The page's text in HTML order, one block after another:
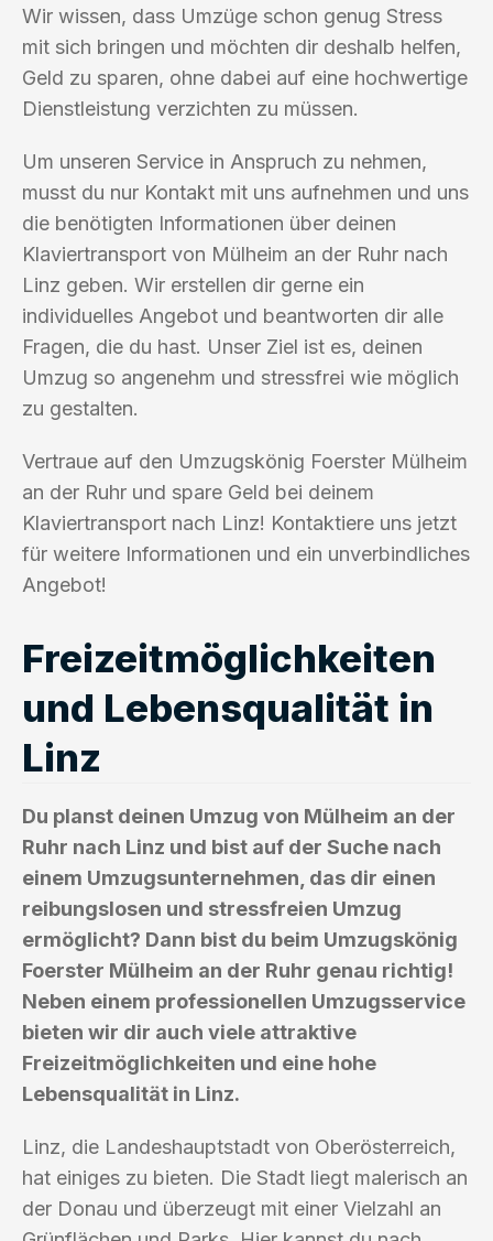
Wir wissen, dass Umzüge schon genug Stress
mit sich bringen und möchten dir deshalb helfen,
Geld zu sparen, ohne dabei auf eine hochwertige
Dienstleistung verzichten zu müssen.
Um unseren Service in Anspruch zu nehmen,
musst du nur Kontakt mit uns aufnehmen und uns
die benötigten Informationen über deinen
Klaviertransport von Mülheim an der Ruhr nach
Linz geben. Wir erstellen dir gerne ein
individuelles Angebot und beantworten dir alle
Fragen, die du hast. Unser Ziel ist es, deinen
Umzug so angenehm und stressfrei wie möglich
zu gestalten.
Vertraue auf den Umzugskönig Foerster Mülheim
an der Ruhr und spare Geld bei deinem
Klaviertransport nach Linz! Kontaktiere uns jetzt
für weitere Informationen und ein unverbindliches
Angebot!
Freizeitmöglichkeiten
und Lebensqualität in
Linz
Du planst deinen Umzug von Mülheim an der
Ruhr nach Linz und bist auf der Suche nach
einem Umzugsunternehmen, das dir einen
reibungslosen und stressfreien Umzug
ermöglicht? Dann bist du beim Umzugskönig
Foerster Mülheim an der Ruhr genau richtig!
Neben einem professionellen Umzugsservice
bieten wir dir auch viele attraktive
Freizeitmöglichkeiten und eine hohe
Lebensqualität in Linz.
Linz, die Landeshauptstadt von Oberösterreich,
hat einiges zu bieten. Die Stadt liegt malerisch an
der Donau und überzeugt mit einer Vielzahl an